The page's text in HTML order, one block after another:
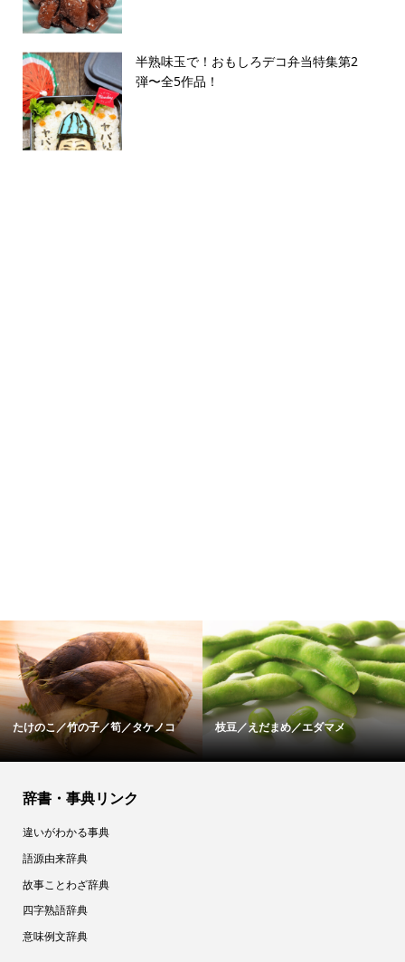
半熟味玉で！おもしろデコ弁当特集第2
弾〜全5作品！
たけのこ／竹の子／筍／タケノコ 枝豆／えだまめ／エダマメ
辞書・事典リンク
違いがわかる事典
語源由来辞典
故事ことわざ辞典
四字熟語辞典
意味例文辞典